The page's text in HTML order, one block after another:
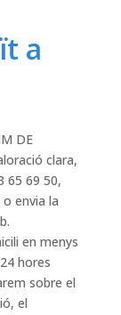
a
DE
clara,
65 69 50,
o envia la
en menys
hores
sobre el
el